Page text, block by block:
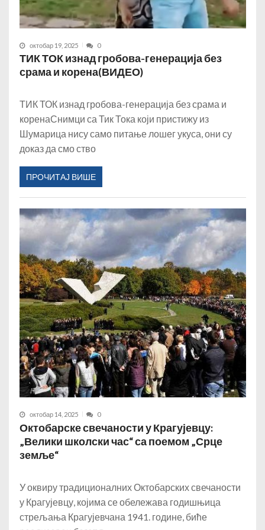
октобар 19, 2025 0
ТИК ТОК изнад гробова-генерација без
срама и корена(ВИДЕО)
ТИК ТОК изнад гробова-генерација без срама и
коренаСнимци са Тик Тока који пристижу из
Шумарица нису само питање лошег укуса, они су
доказ да смо ство
ПРОЧИТАЈ ВИШЕ
октобар 14, 2025 0
Октобарске свечаности у Крагујевцу:
„Велики школски час“ са поемом „Срце
земље“
У оквиру традиционалних Октобарских свечаности
у Крагујевцу, којима се обележава годишњица
стрељања Крагујевчана 1941. године, биће